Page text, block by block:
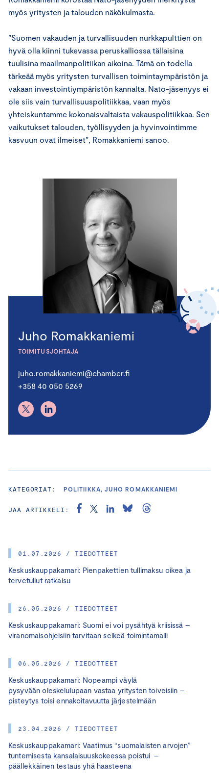
01.07.2026 / TIEDOTTEET
Keskuskauppakamari: Pienpakettien tullimaksu oikea ja
tervetullut ratkaisu
26.05.2026 / TIEDOTTEET
Keskuskauppakamari: Suomi ei voi pysähtyä kriisissä –
viranomaisohjeisiin tarvitaan selkeä toimintamalli
06.05.2026 / TIEDOTTEET
Keskuskauppakamari: Nopeampi väylä
pysyvään oleskelulupaan vastaa yritysten toiveisiin –
pisteytys toisi ennakoitavuutta järjestelmään
23.04.2026 / TIEDOTTEET
Keskuskauppakamari: Vaatimus “suomalaisten arvojen”
tuntemisesta kansalaisuuskokeessa poistui –
päällekkäinen testaus yhä haasteena
myös yritysten ja talouden näkökulmasta.
”Suomen vakauden ja turvallisuuden nurkkapulttien on
hyvä olla kiinni tukevassa peruskalliossa tällaisina
tuulisina maailmanpolitiikan aikoina. Tämä on todella
tärkeää myös yritysten turvallisen toimintaympäristön ja
vakaan investointiympäristön kannalta. Nato-jäsenyys ei
ole siis vain turvallisuuspolitiikkaa, vaan myös
yhteiskuntamme kokonaisvaltaista vakauspolitiikkaa. Sen
vaikutukset talouden, työllisyyden ja hyvinvointimme
kasvuun ovat ilmeiset”, Romakkaniemi sanoo.
Juho Romakkaniemi
TOIMITUSJOHTAJA
juho.romakkaniemi@chamber.fi
+358 40 050 5269
KATEGORIAT: POLITIIKKA, JUHO ROMAKKANIEMI
JAA ARTIKKELI: